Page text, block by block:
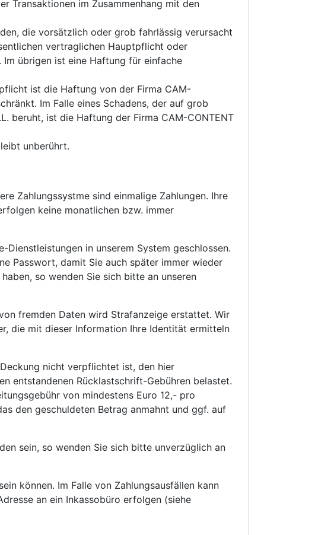
Transaktionen im Zusammenhang mit den
die vorsätzlich oder grob fahrlässig verursacht
vertraglichen Hauptpflicht oder
übrigen ist eine Haftung für einfache
ist die Haftung von der Firma CAM-
Im Falle eines Schadens, der auf grob
beruht, ist die Haftung der Firma CAM-CONTENT
unberührt.
Zahlungssystme sind einmalige Zahlungen. Ihre
keine monatlichen bzw. immer
in unserem System geschlossen.
Passwort, damit Sie auch später immer wieder
so wenden Sie sich bitte an unseren
fremden Daten wird Strafanzeige erstattet. Wir
die mit dieser Information Ihre Identität ermitteln
nicht verpflichtet ist, den hier
entstandenen Rücklastschrift-Gebühren belastet.
von mindestens Euro 12,- pro
den geschuldeten Betrag anmahnt und ggf. auf
sein, so wenden Sie sich bitte unverzüglich an
können. Im Falle von Zahlungsausfällen kann
an ein Inkassobüro erfolgen (siehe